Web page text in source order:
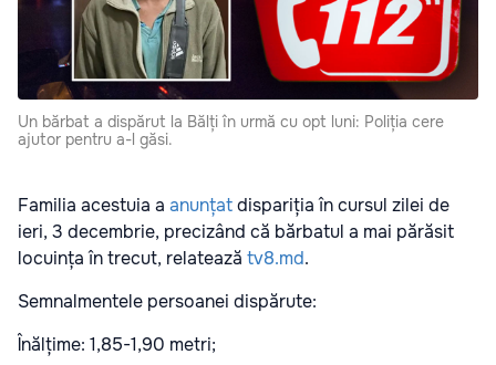
Un bărbat a dispărut la Bălți în urmă cu opt luni: Poliția cere
ajutor pentru a-l găsi.
Familia acestuia a anunțatdispariția în cursul zilei de
ieri, 3 decembrie, precizând că bărbatul a mai părăsit
locuința în trecut, relatează tv8.md.
Semnalmentele persoanei dispărute:
Înălțime: 1,85-1,90 metri;